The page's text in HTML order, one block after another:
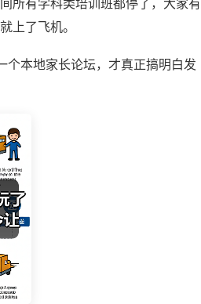
所有学科类培训班都停了，大家有
上了飞机。
个本地家长论坛，才真正搞明白发